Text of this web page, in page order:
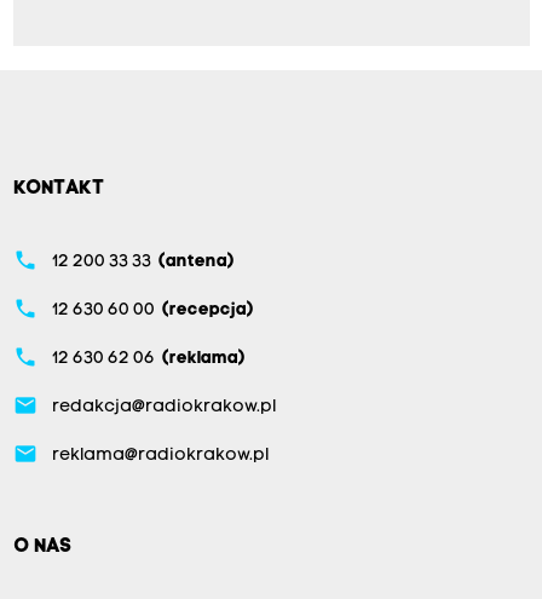
KONTAKT
phone 12 200 33 33 (antena)
phone 12 630 60 00 (recepcja)
phone 12 630 62 06 (reklama)
email redakcja@radiokrakow.pl
email reklama@radiokrakow.pl
O NAS